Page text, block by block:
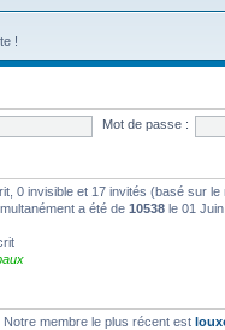
!
Mot de passe :
0 invisible et 17 invités (basé sur
a été de 10538 le 01
Notre membre le plus récent est